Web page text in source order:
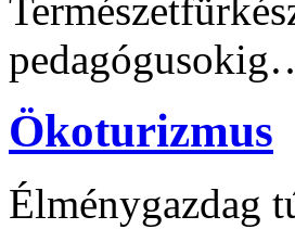
Ökoturizmus
Élménygazdag